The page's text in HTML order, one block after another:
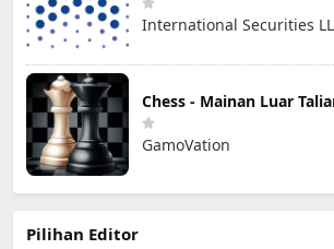
International Securities
Chess - Mainan Luar
GamoVation
Pilihan Editor